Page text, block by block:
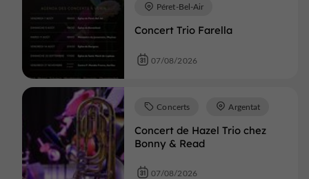
Concert Trio Farella
Péret-Bel-Air
07/08/2026
Concert de Hazel Trio chez
Bonny & Read
Concerts Argentat
07/08/2026